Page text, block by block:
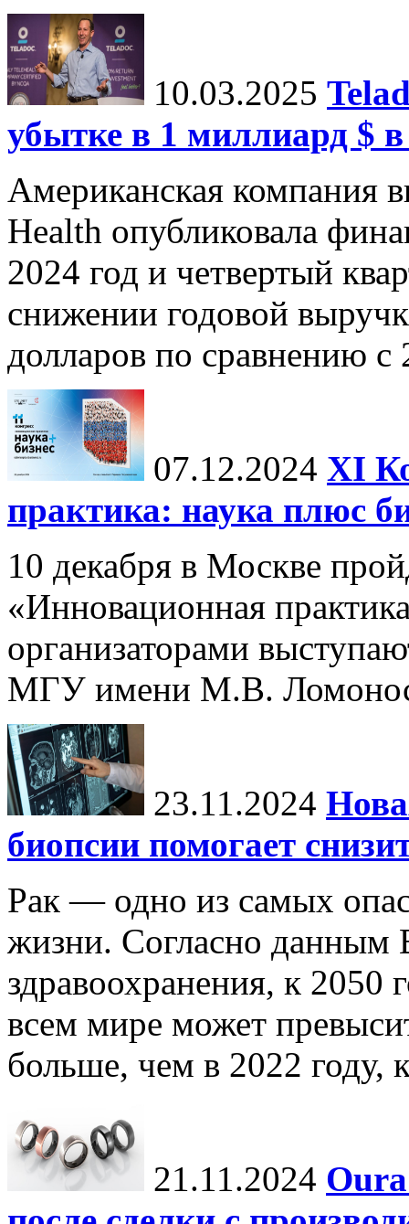
10.03.2025
убытке в 1 миллиард $ в
Американская компания
Health опубликовала
2024 год и четвертый
снижении годовой
долларов по сравнению с
07.12.2024 ХI
практика: наука плюс
10 декабря в Москве
«Инновационная
организаторами
МГУ имени М.В.
23.11.2024
биопсии помогает
Рак — одно из самых
жизни. Согласно данным
здравоохранения, к 2050
всем мире может
больше, чем в 2022 году,
21.11.2024